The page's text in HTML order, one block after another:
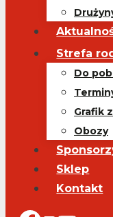
Strefa
Do
Grafik
Obozy
Sklep
Kontakt